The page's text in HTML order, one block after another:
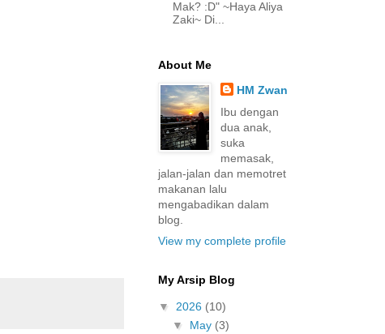
Mak? :D" ~Haya Aliya
Zaki~ Di...
About Me
HM Zwan
Ibu dengan
dua anak,
suka
memasak,
jalan-jalan dan memotret
makanan lalu
mengabadikan dalam
blog.
View my complete profile
My Arsip Blog
▼ 2026 (10)
▼ May (3)